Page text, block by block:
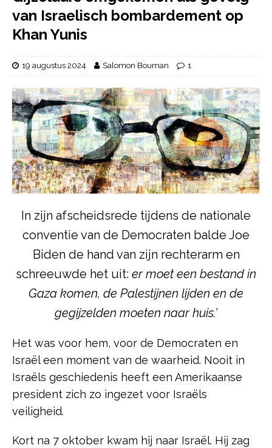
van Israelisch bombardement op
Khan Yunis
19 augustus 2024 Salomon Bouman 1
In zijn afscheidsrede tijdens de nationale
conventie van de Democraten balde Joe
Biden de hand van zijn rechterarm en
schreeuwde het uit: er moet een bestand in
Gaza komen, de Palestijnen lijden en de
gegijzelden moeten naar huis.’
Het was voor hem, voor de Democraten en
Israël een moment van de waarheid. Nooit in
Israëls geschiedenis heeft een Amerikaanse
president zich zo ingezet voor Israëls
veiligheid.
Kort na 7 oktober kwam hij naar Israël. Hij zag